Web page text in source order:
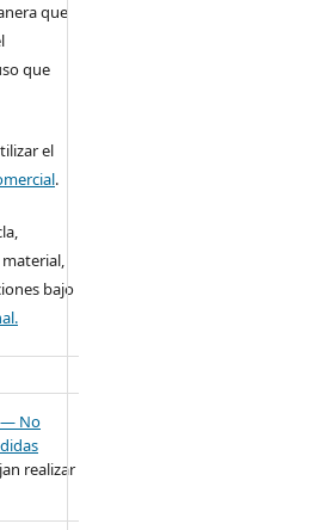
que
que
el
.
bajo
— No
realizar